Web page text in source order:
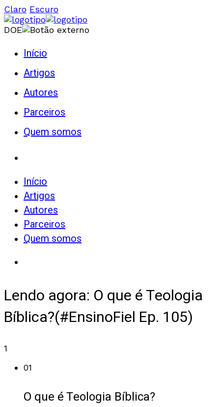
Claro Escuro
DOE
Início
Artigos
Autores
Parceiros
Quem somos
Início
Artigos
Autores
Parceiros
Quem somos
Lendo agora: O que é Teologia
Bíblica?(#EnsinoFiel Ep. 105)
1
01
O que é Teologia Bíblica?